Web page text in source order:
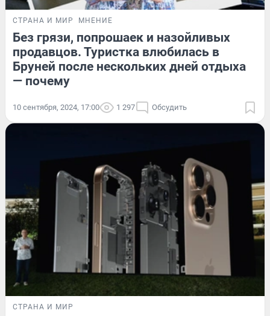
СТРАНА И МИР МНЕНИЕ
Без грязи, попрошаек и назойливых
продавцов. Туристка влюбилась в
Бруней после нескольких дней отдыха
— почему
10 сентября, 2024, 17:00 1 297 Обсудить
СТРАНА И МИР